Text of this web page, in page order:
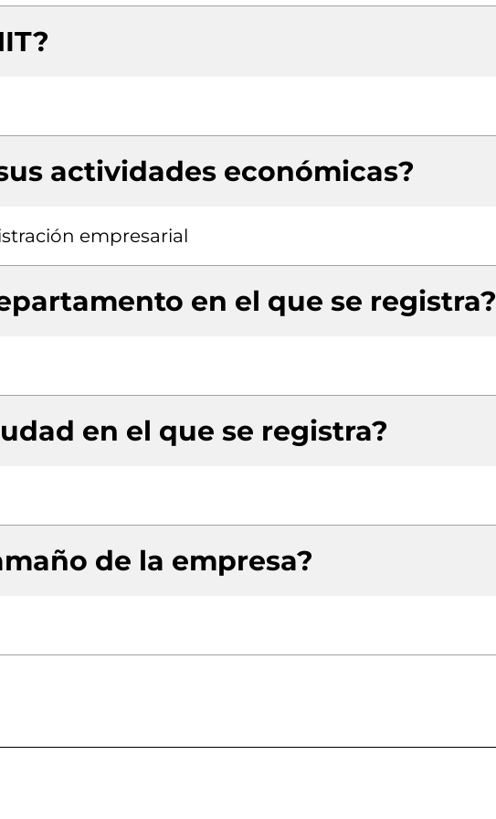
actividades económicas?
empresarial
en el que se registra?
en el que se registra?
de la empresa?